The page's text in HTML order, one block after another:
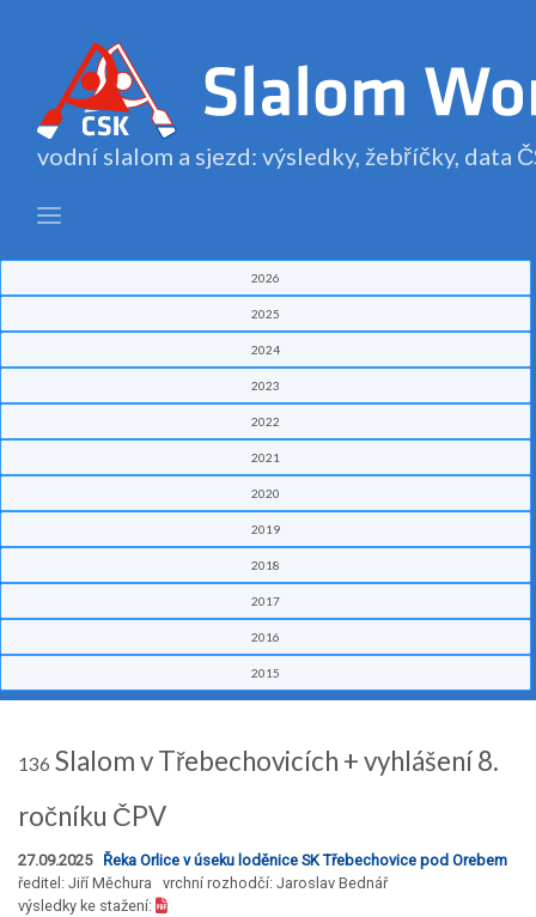
vodní slalom a sjezd: výsledky, žebříčky, data
2026
2025
2024
2023
2022
2021
2020
2019
2018
2017
2016
2015
136 Slalom v Třebechovicích + vyhlášení 8.
ročníku ČPV
27.09.2025 Řeka Orlice v úseku loděnice SK Třebechovice pod Orebem
ředitel: Jiří Měchura vrchní rozhodčí: Jaroslav Bednář
výsledky ke stažení: